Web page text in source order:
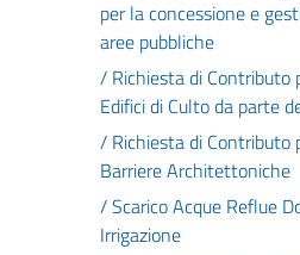
per la concessione e
aree pubbliche
/ Richiesta di Contributo
Edifici di Culto da parte
/ Richiesta di Contributo
Barriere Architettoniche
/ Scarico Acque Reflue
Irrigazione